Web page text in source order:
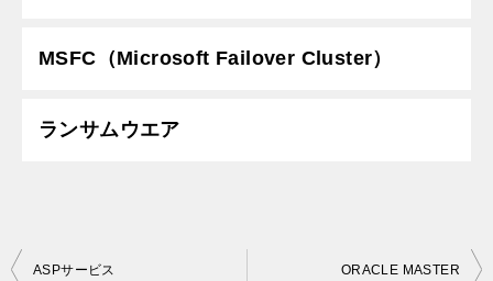
MSFC（Microsoft Failover Cluster）
ランサムウエア
投
ASPサービス ORACLE MASTER